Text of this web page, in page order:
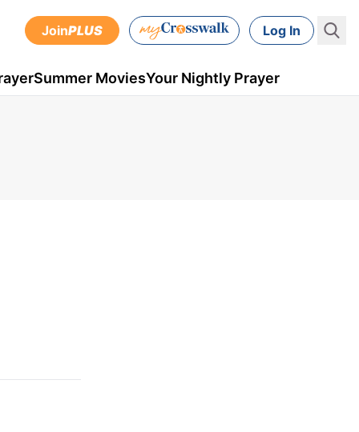
JoinPLUS Log In
Summer MoviesYour Nightly Prayer